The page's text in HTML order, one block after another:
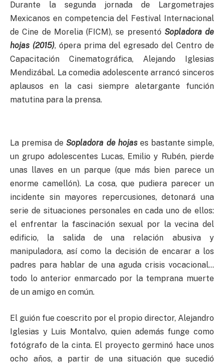
Durante la segunda jornada de Largometrajes
Mexicanos en competencia del Festival Internacional
de Cine de Morelia (FICM), se presentó Sopladora de
hojas (2015), ópera prima del egresado del Centro de
Capacitación Cinematográfica, Alejando Iglesias
Mendizábal. La comedia adolescente arrancó sinceros
aplausos en la casi siempre aletargante función
matutina para la prensa.
La premisa deSopladora de hojases bastante simple,
un grupo adolescentes Lucas, Emilio y Rubén, pierde
unas llaves en un parque (que más bien parece un
enorme camellón). La cosa, que pudiera parecer un
incidente sin mayores repercusiones, detonará una
serie de situaciones personales en cada uno de ellos:
el enfrentar la fascinación sexual por la vecina del
edificio, la salida de una relación abusiva y
manipuladora, así como la decisión de encarar a los
padres para hablar de una aguda crisis vocacional…
todo lo anterior enmarcado por la temprana muerte
de un amigo en común.
El guión fue coescrito por el propio director, Alejandro
Iglesias y Luis Montalvo, quien además funge como
fotógrafo de la cinta. El proyecto germinó hace unos
ocho años, a partir de una situación que sucedió